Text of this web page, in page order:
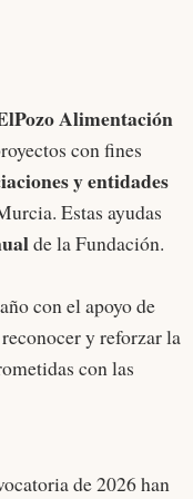
Alimentación
con fines
y entidades
Estas ayudas
de la Fundación.
con el apoyo de
y reforzar la
con las
de 2026 han